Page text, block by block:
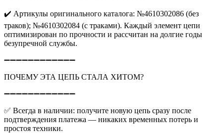
✔️ Артикулы оригинального каталога: №4610302086 (без
траков); №4610302084 (с траками). Каждый элемент цепи
оптимизирован по прочности и рассчитан на долгие годы
безупречной службы.
➖➖➖➖➖➖➖➖➖➖➖➖
ПОЧЕМУ ЭТА ЦЕПЬ СТАЛА ХИТОМ?
➖➖➖➖➖➖➖➖➖➖➖➖
✅ Всегда в наличии: получите новую цепь сразу после
подтверждения платежа — никаких временных потерь и
простоя техники.